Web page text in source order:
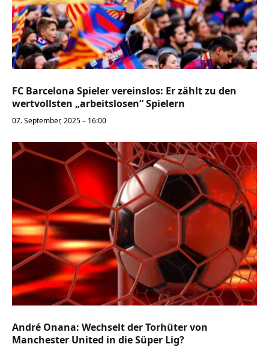
FC Barcelona Spieler vereinslos: Er zählt zu den
wertvollsten „arbeitslosen“ Spielern
07. September, 2025 – 16:00
André Onana: Wechselt der Torhüter von
Manchester United in die Süper Lig?